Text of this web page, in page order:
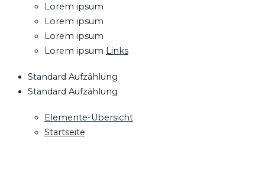
Lorem ipsum
Lorem ipsum
Lorem ipsum
Lorem ipsum Links
Standard Aufzählung
Standard Aufzählung
Elemente-Übersicht
Startseite